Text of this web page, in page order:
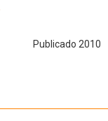
Publicado 2010